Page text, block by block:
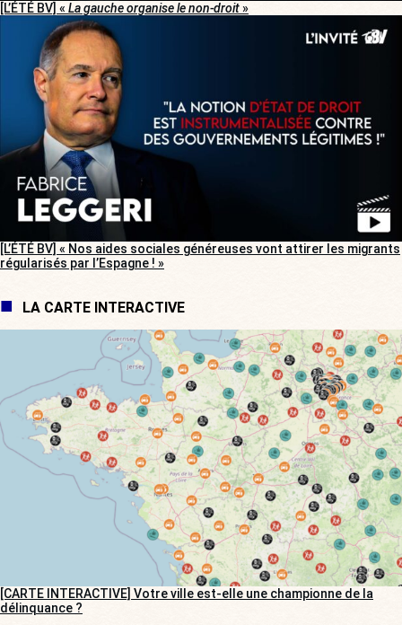
[L’ÉTÉ BV] « La gauche organise le non-droit»
[L’ÉTÉ BV] « Nos aides sociales généreuses vont attirer les migrants
régularisés par l’Espagne ! »
LA CARTE INTERACTIVE
[CARTE INTERACTIVE] Votre ville est-elle une championne de la
délinquance ?